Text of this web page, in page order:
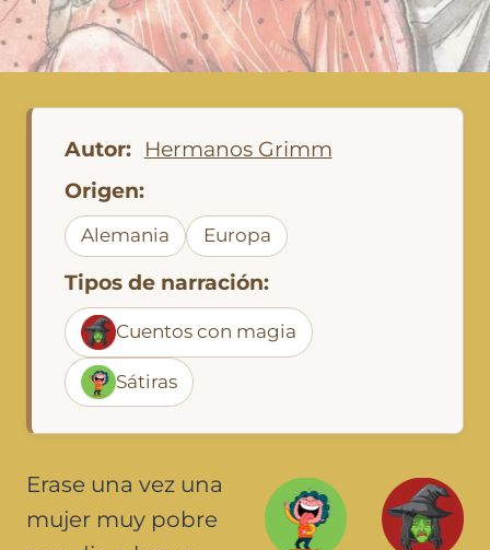
Autor:
Hermanos Grimm
Origen:
Alemania Europa
Tipos de narración:
Cuentos con magia
Sátiras
Erase una vez una
mujer muy pobre